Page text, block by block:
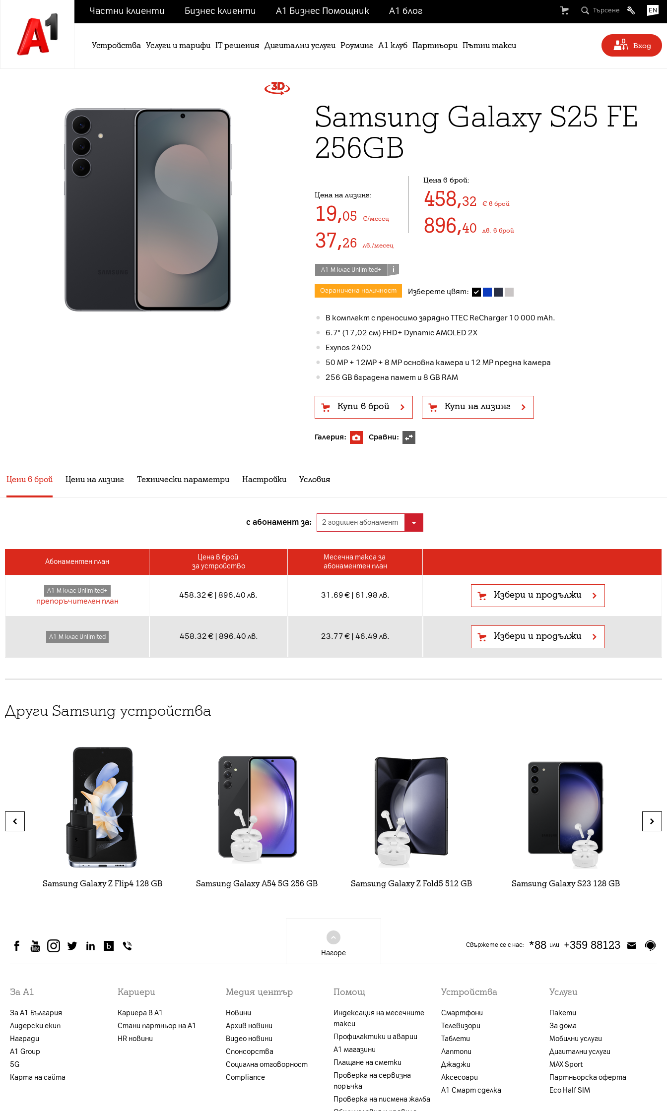
Частни клиенти Бизнес клиенти А1 Бизнес Помощник A1 блог Търсене EN
Устройства Услуги и тарифи IT решения Дигитални услуги Роуминг А1 клуб Партньори Пътни такси Вход
Samsung Galaxy S25 FE
256GB
Цена на лизинг:
19,05 €/месец
37,26 лв./месец
Цена в брой:
458,32 € в брой
896,40 лв. в брой
А1 М клас Unlimited+
Ограничена наличност Изберете цвят:
В комплект с преносимо зарядно TTEC ReCharger 10 000 mAh.
6.7" (17,02 см) FHD+ Dynamic AMOLED 2X
Exynos 2400
50 MP + 12MP + 8 MP основна камера и 12 MP предна камера
256 GB вградена памет и 8 GB RAM
Купи в брой Купи на лизинг
Галерия: Сравни:
Цени в брой Цени на лизинг Технически параметри Настройки Условия
с абонамент за:
Абонаментен план
Цена в брой
за устройство
Месечна такса за
абонаментен план
А1 М клас Unlimited+
препоръчителен план
458.32 € | 896.40 лв. 31.69 € | 61.98 лв. Избери и продължи
А1 М клас Unlimited 458.32 € | 896.40 лв. 23.77 € | 46.49 лв. Избери и продължи
Други Samsung устройства
Samsung Galaxy Z Flip4 128 GB Samsung Galaxy A54 5G 256 GB Samsung Galaxy Z Fold5 512 GB Samsung Galaxy S23 128 GB
Нагоре
Свържете се с нас: *88 или +359 88123
За А1
За А1 България
Лидерски екип
Награди
А1 Group
5G
Карта на сайта
Кариери
Кариера в А1
Стани партньор на А1
HR новини
Медия център
Новини
Архив новини
Видео новини
Спонсорства
Социална отговорност
Compliance
Помощ
Индексация на месечните
такси
Профилактики и аварии
А1 магазини
Плащане на сметки
Проверка на сервизна
поръчка
Проверка на писмена жалба
Устройства
Смартфони
Телевизори
Таблети
Лаптопи
Джаджи
Аксесоари
A1 Смарт сделка
Услуги
Пакети
За дома
Мобилни услуги
Дигитални услуги
MAX Sport
Партньорска оферта
Eco Half SIM